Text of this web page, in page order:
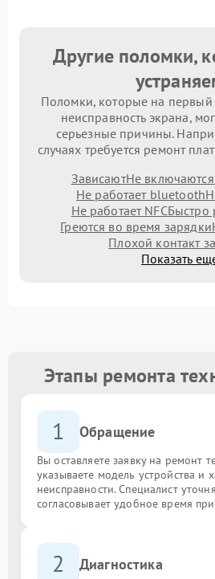
Другие поломки,
Поломки, которые на первый
неисправность экрана,
серьезные причины.
случаях требуется ремонт
ЗависаютНе включаются
Не работает bluetooth
Не работает NFCБыстро
Греются во время зарядки
Плохой контакт
Показать
Этапы ремонта
1 Обращение
Вы оставляете заявку на ремонт
указываете модель устройства и
неисправности. Специалист
согласовывает удобное время
2 Диагностика